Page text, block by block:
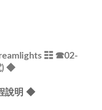
☷ ☎02-
) ◆
說明 ◆